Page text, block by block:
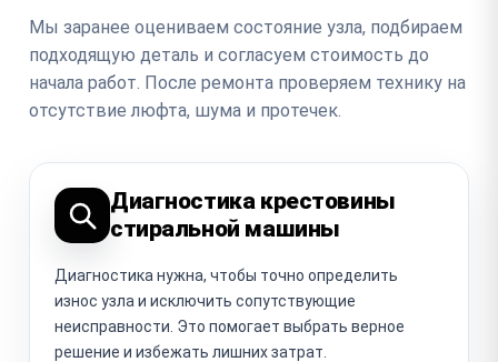
Мы заранее оцениваем состояние узла, подбираем
подходящую деталь и согласуем стоимость до
начала работ. После ремонта проверяем технику на
отсутствие люфта, шума и протечек.
Диагностика крестовины
стиральной машины
Диагностика нужна, чтобы точно определить
износ узла и исключить сопутствующие
неисправности. Это помогает выбрать верное
решение и избежать лишних затрат.